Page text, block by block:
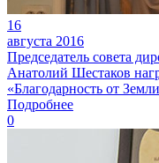
16
августа 2016
Председатель совета
Анатолий Шестаков
«Благодарность от
Подробнее
0